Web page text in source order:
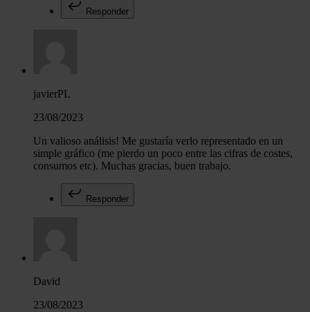
Responder
javierPL
23/08/2023
Un valioso análisis! Me gustaría verlo representado en un
simple gráfico (me pierdo un poco entre las cifras de costes,
consumos etc). Muchas gracias, buen trabajo.
Responder
David
23/08/2023